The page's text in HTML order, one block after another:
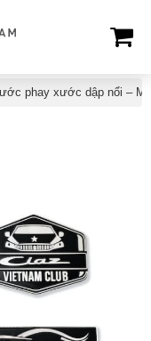
phay xước dập nổi –